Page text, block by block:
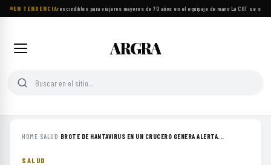
EN TENDENCIA
Ocho objetos imprescindibles para viajeros mayores de 70 años en el equipaje de mano·La CGT se
ARGRA
HOME› SALUD› BROTE DE HANTAVIRUS EN UN CRUCERO GENERA ALERTA...
SALUD